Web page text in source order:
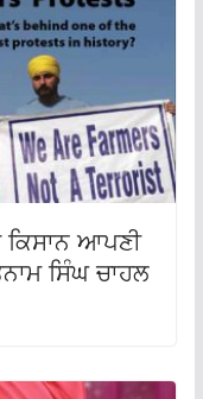
ਆਪਣੀ
ਸਿੰਘ ਚਾਹਲ